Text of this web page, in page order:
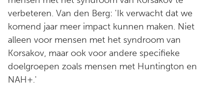
verbeteren. Van den Berg: 'Ik verwacht dat we
komend jaar meer impact kunnen maken. Niet
alleen voor mensen met het syndroom van
Korsakov, maar ook voor andere specifieke
doelgroepen zoals mensen met Huntington en
NAH+.'